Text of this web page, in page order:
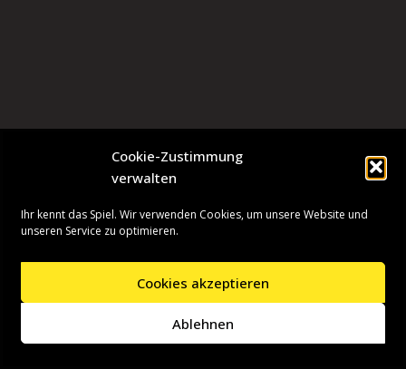
Cookie-Zustimmung
verwalten
Ihr kennt das Spiel. Wir verwenden Cookies, um unsere Website und
unseren Service zu optimieren.
Cookies akzeptieren
Ablehnen
| Präsentiert vonWordPress
Presseinformationen